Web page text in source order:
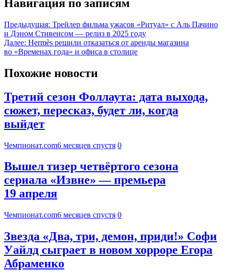
Навигация по записям
Предыдущая: Трейлер фильма ужасов «Ритуал» с Аль Пачино
и Дэном Стивенсом — релиз в 2025 году
Далее: Hermès решили отказаться от аренды магазина
во «Временах года» и офиса в столице
Похожие новости
Третий сезон Фоллаута: дата выхода,
сюжет, пересказ, будет ли, когда
выйдет
Чемпионат.com6 месяцев спустя 0
Вышел тизер четвёртого сезона
сериала «Извне» — премьера
19 апреля
Чемпионат.com6 месяцев спустя 0
Звезда «Два, три, демон, приди!» Софи
Уайлд сыграет в новом хорроре Егора
Абраменко